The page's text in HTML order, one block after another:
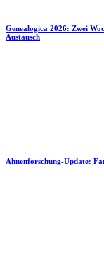
Genealogica 2026: Zwei
Austausch
Ahnenforschung-Update: